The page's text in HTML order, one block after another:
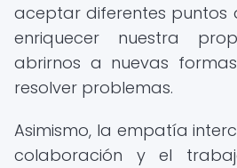
aceptar diferentes puntos
enriquecer nuestra
abrirnos a nuevas
resolver problemas.
Asimismo, la empatía
colaboración y el